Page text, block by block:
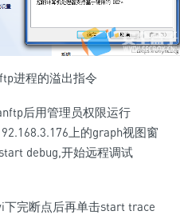
进程的溢出指令
后用管理员权限运行
上的graph视图窗
debug,开始远程调试
完断点后再单击start trace